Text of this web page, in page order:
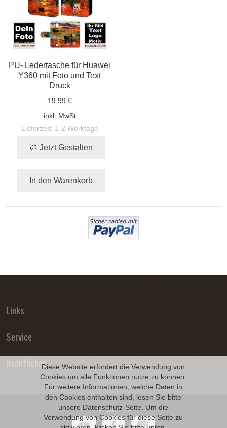
Diese Website erfordert die Verwendung von
Cookies um alle Funktionen nutze zu können.
Für weitere Informationen, welche Daten in
den Cookies enthalten sind, lesen Sie bitte
unsere Datenschutz-Seite. Um die
Verwendung von Cookies für diese Seite zu
PU- Ledertasche für Huawei
Y360 mit Foto und Text
Druck
19,99 €
inkl. MwSt
Lieferzeit: 1-2 Werktage
🎨 Jetzt Gestalten
In den Warenkorb
Links
Service
Rechtliches
B2Cprint 2026